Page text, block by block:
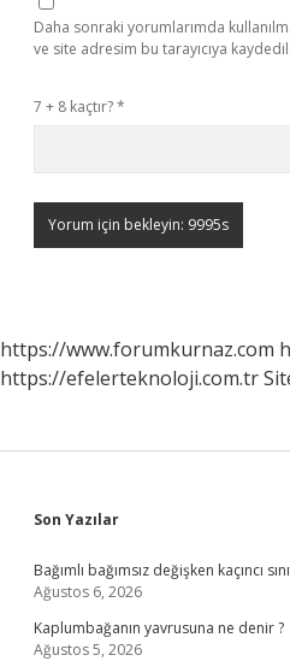
Daha sonraki yorumlarımda
ve site adresim bu tarayıcıya
7 + 8 kaçtır?*
https://www.forumkurnaz.com
https://efelerteknoloji.com.tr
Sidebar
Son Yazılar
Bağımlı bağımsız değişken kaçıncı
Ağustos 6, 2026
Kaplumbağanın yavrusuna ne denir ?
Ağustos 5, 2026